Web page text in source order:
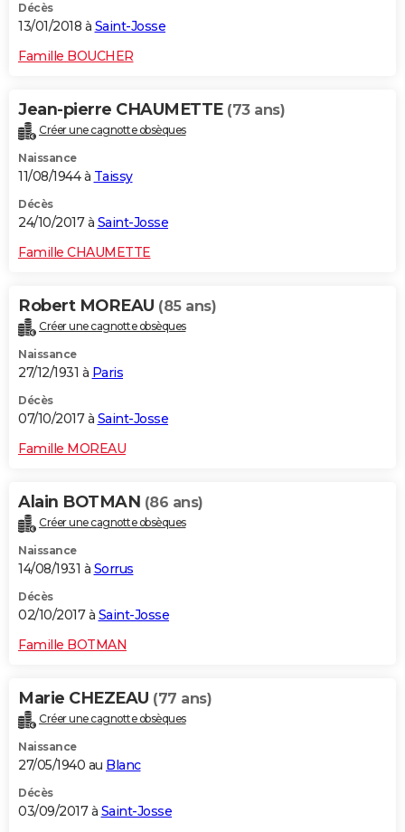
Décès
13/01/2018 à Saint-Josse
Famille BOUCHER
Jean-pierre CHAUMETTE (73 ans)
Créer une cagnotte obsèques
Naissance
11/08/1944 à Taissy
Décès
24/10/2017 à Saint-Josse
Famille CHAUMETTE
Robert MOREAU (85 ans)
Créer une cagnotte obsèques
Naissance
27/12/1931 à Paris
Décès
07/10/2017 à Saint-Josse
Famille MOREAU
Alain BOTMAN (86 ans)
Créer une cagnotte obsèques
Naissance
14/08/1931 à Sorrus
Décès
02/10/2017 à Saint-Josse
Famille BOTMAN
Marie CHEZEAU (77 ans)
Créer une cagnotte obsèques
Naissance
27/05/1940 au Blanc
Décès
03/09/2017 à Saint-Josse